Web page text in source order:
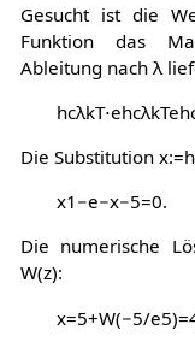
Gesucht ist die
Funktion das
Ableitung nach λ
hcλkT⋅ehcλkTeh
Die Substitution x:=h
x1 −e−x−5=0.
Die numerische
W(z):
x=5+W(−5/e5)=